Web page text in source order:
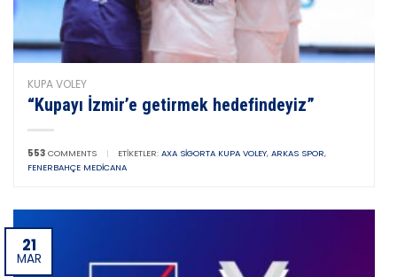
KUPA VOLEY
“Kupayı İzmir’e getirmek hedefindeyiz”
553 COMMENTS | ETIKETLER: AXA SIGORTA KUPA VOLEY, ARKAS SPOR,
FENERBAHÇE MEDICANA
21
MAR